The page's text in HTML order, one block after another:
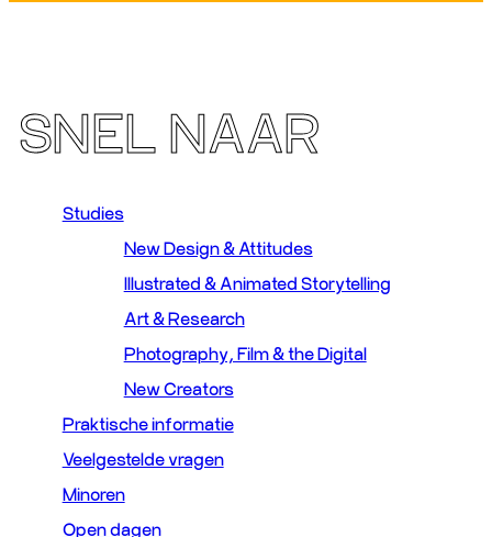
SNEL NAAR
Studies
New Design & Attitudes
Illustrated & Animated Storytelling
Art & Research
Photography, Film & the Digital
New Creators
Praktische informatie
Veelgestelde vragen
Minoren
Open dagen